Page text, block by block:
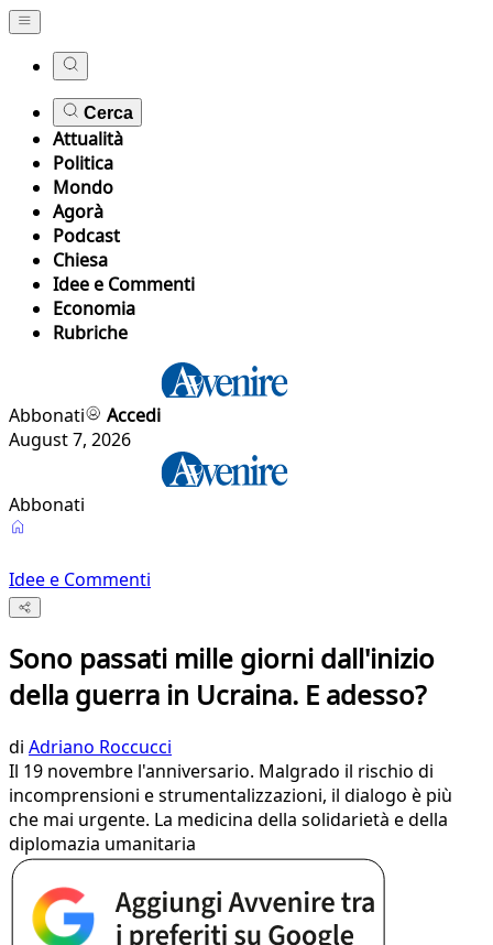
Cerca
Attualità
Politica
Mondo
Agorà
Podcast
Chiesa
Idee e Commenti
Economia
Rubriche
Abbonati
Accedi
August 7, 2026
Abbonati
Idee e Commenti
Sono passati mille giorni dall'inizio
della guerra in Ucraina. E adesso?
di Adriano Roccucci
Il 19 novembre l'anniversario. Malgrado il rischio di
incomprensioni e strumentalizzazioni, il dialogo è più
che mai urgente. La medicina della solidarietà e della
diplomazia umanitaria